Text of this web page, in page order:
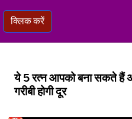
क्लिक करें
ये 5 रत्न आपको बना सकते हैं
गरीबी होगी दूर